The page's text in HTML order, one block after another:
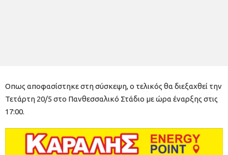
Οπως αποφασίστηκε στη σύσκεψη, ο τελικός θα διεξαχθεί την
Τετάρτη 20/5 στο Πανθεσσαλικό Στάδιο με ώρα έναρξης στις
17:00.